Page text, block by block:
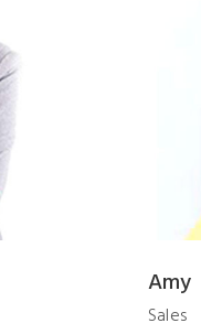
Cherry
Sales